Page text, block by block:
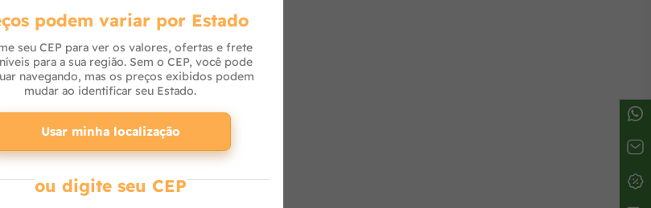
podem variar por Estado
seu CEP para ver os valores, ofertas e frete
para a sua região. Sem o CEP, você pode
navegando, mas os preços exibidos podem
mudar ao identificar seu Estado.
Usar minha localização
ou digite seu CEP